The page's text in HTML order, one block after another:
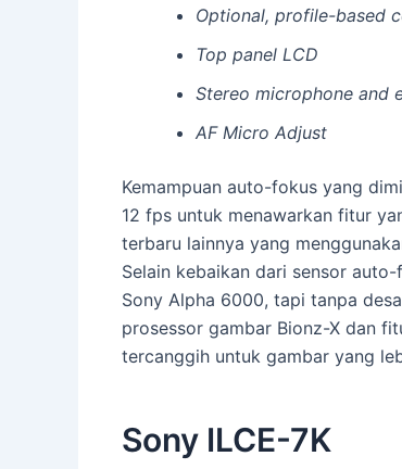
Optional, profile-based
Top panel LCD
Stereo microphone and
AF Micro Adjust
Kemampuan auto-fokus yang
12 fps untuk menawarkan fitur
terbaru lainnya yang
Selain kebaikan dari sensor
Sony Alpha 6000, tapi tanpa
prosessor gambar Bionz-X dan
tercanggih untuk gambar yang
Sony ILCE-7K